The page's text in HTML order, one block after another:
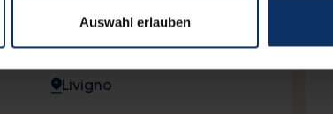
Auswahl erlauben
Straßenaufführungen,
Straßenkünstlern und Musik,
aber alles findet im Dunkeln
statt, denn in dieser Nacht
Livigno